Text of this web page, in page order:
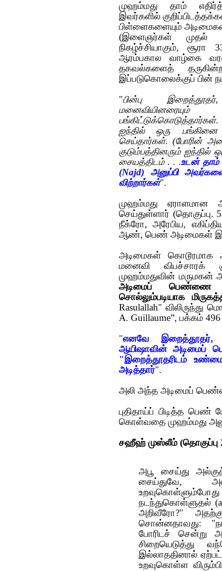
முஹம்மது தாம்
இவர்களில்
பிள்ளைகளையும்
(இளைஞர்கள் முதல்
நிகழ்ச்சியாகும்,
ஆர‌ம்ப‌கால‌ வாழ்கை
த‌க‌வ‌ல்க‌ளைத்
இப்ப‌டுகொலைக்குப் பின்
"பின்பு
மனைவியினரையும்
பங்கிட்டுக்கொடுத்தார்கள்.
ஐந்தில் ஒரு
செய்தார்கள். (போரின்
குடும்பத்தினரும் ஐந்தில்
சையத்திடம் . . .உடன் தாம்
(Najd) அனுப்பி
விற்றார்கள்".
முஹம்மது ஏராளமான
செய்துள்ளார் (தொகுப்பு.
நீக்ரோ, அரேபிய,
ஆண், பெண் அடிமைகள்
அடிமைகள் கொடூரமாக
மனைவி விபச்சாரக்
முஹம்மதுவின் மருமகன்
அடிமைப் பெண்ணை
சொல்லும்படியாக
Rasulallah" விலிருந்து
A. Guillaume”, பக்கம் 496
"எனவே இறைத்தூதர்,
ஆயிஷாவின் அடிமைப்
"இறைத்தூதரிடம்
அடித்தார்".
அலி அந்த அடிமைப்
புதிதாய்ப் பிடித்த
கொள்வதை முஹம்மது
சஹீஹ் முஸ்லீம் (தொகுப்பு
அபூ சைய்து
சைய்துவே,
நடந்துகொள்ளுதல்
அறிவீரோ?"
சொன்னதாவது:
போரிடச் சென்று
சிறையெடுத்து
இல்லாததினால்
உறவுகொள்ள